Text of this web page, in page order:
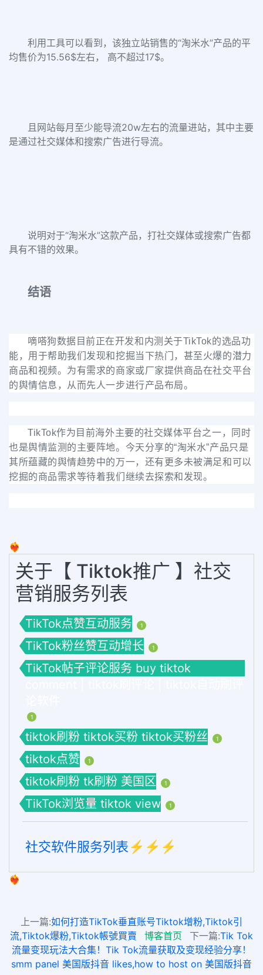
利用工具可以看到， 该独立站销售的“淘米水”产品的平
均售价为15.56$左右， 高不超过17$。
且网站每月至少能导流20w左右的流量进站，其中主要
是通过社交媒体和搜索广告进行导流。
说明对于“淘米水”这款产品，打社交媒体或搜索广告都
具有不错的效果。
结语
嘀嗒狗数据目前正在开发和内测关于TikTok的选品功
能，用于帮助我们发现和挖掘当下热门，甚至火爆的潜力
商品和视频。为有需求的商家或厂家提供商品在社交平台
的舆情信息，从而先人一步进行产品布局。
TikTok作为 目前海外主要的社交媒体平台之一，同时
也是舆情监测的主要阵地。今天分享的“淘米水”产品只是
其所蕴藏的舆情趋势中的万一， 还有更多未被满足和可以
挖掘的商品需求等待着我们继续去探索和发现。
❤️‍🔥
关于【 Tiktok推广 】社交
营销服务列表
TikTok点赞互动服务 1
TikTok粉丝赞互动增长 1
TikTok帖子评论服务 buy tiktok
1
tiktok刷粉 tiktok买粉 tiktok买粉丝 1
tiktok点赞 1
tiktok刷粉 tk刷粉 美国区 1
TikTok浏览量 tiktok view 1
社交软件服务列表⚡️⚡️⚡️
❤️‍🔥
上一篇:如何打造TikTok垂直账号Tiktok增粉,Tiktok引
流,Tiktok爆粉,Tiktok帳號買賣
博客首页 下一篇:Tik Tok
流量变现玩法大合集！Tik Tok流量获取及变现经验分享！
smm panel 美国版抖音 likes,how to host on 美国版抖音